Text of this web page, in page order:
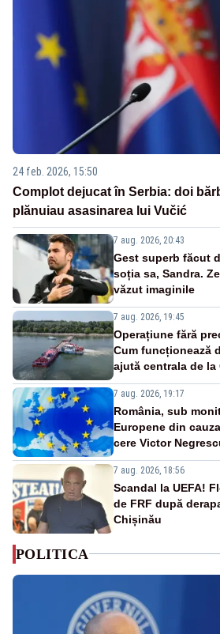
24 feb. 2026, 15:50
Complot dejucat în Serbia: doi
plănuiau asasinarea lui Vučić
7 aug. 2026, 20:43
Gest superb făcut
soția sa, Sandra.
văzut imaginile
7 aug. 2026, 19:45
Operațiune fără
Cum funcționează
ajută centrala de la
7 aug. 2026, 19:17
România, sub
Europene din
cere Victor
7 aug. 2026, 18:56
Scandal la UEFA!
de FRF după
Chișinău
POLITICA